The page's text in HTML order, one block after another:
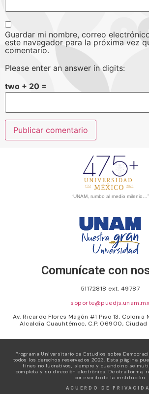
Guardar mi nombre, correo
este navegador para la próxima vez
comentario.
Please enter an answer in digits:
two + 20 =
“UNAM, rumbo al medio milenio…”
Comunícate con
51172818 ext. 49787
soporte@puedjs.unam.mx
Av. Ricardo Flores Magón #1 Piso 13, Colonia
Alcaldía Cuauhtémoc, C.P. 06900, Ciudad
Programa Universitario de Estudios sobre
todos los derechos reservados 2023. Esta página
fines no lucrativos, siempre y cuando no se
completa y su dirección electrónica. De otra forma,
por escrito de la institución.
ACUERDO DE